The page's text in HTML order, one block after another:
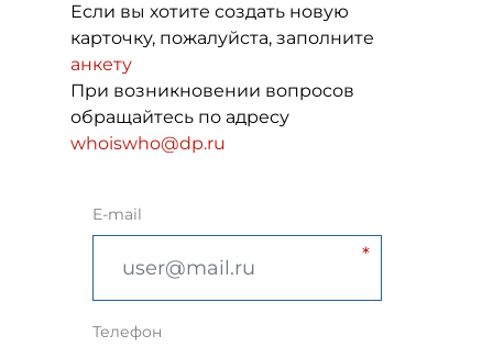
Если вы хотите создать новую
карточку, пожалуйста, заполните
анкету
При возникновении вопросов
обращайтесь по адресу
whoiswho@dp.ru
E-mail
Телефон